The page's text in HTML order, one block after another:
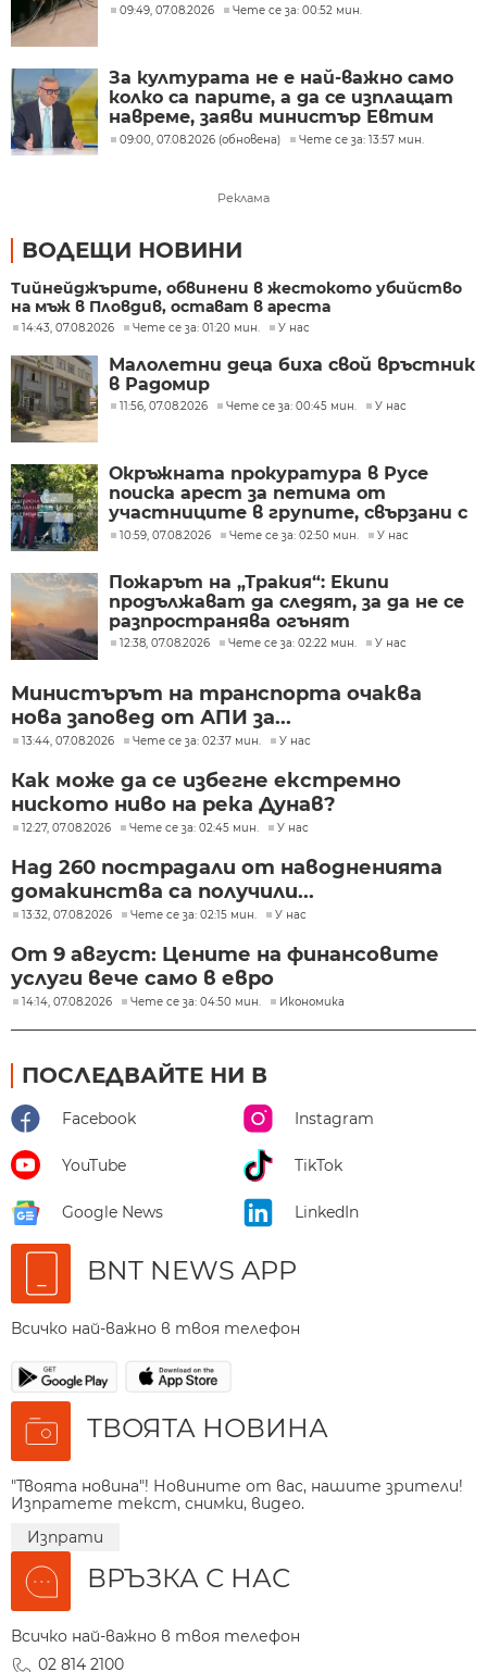
09:49, 07.08.2026 Чете се за: 00:52 мин.
За културата не е най-важно само
колко са парите, а да се изплащат
навреме, заяви министър Евтим
Милошев
09:00, 07.08.2026 (обновена) Чете се за: 13:57 мин.
Реклама
ВОДЕЩИ НОВИНИ
Тийнейджърите, обвинени в жестокото убийство
на мъж в Пловдив, остават в ареста
14:43, 07.08.2026 Чете се за: 01:20 мин. У нас
Малолетни деца биха свой връстник
в Радомир
11:56, 07.08.2026 Чете се за: 00:45 мин. У нас
Окръжната прокуратура в Русе
поиска арест за петима от
участниците в групите, свързани с
разбитата лаборатория за
10:59, 07.08.2026 Чете се за: 02:50 мин. У нас
Пожарът на „Тракия“: Екипи
продължават да следят, за да не се
разпространява огънят
12:38, 07.08.2026 Чете се за: 02:22 мин. У нас
Министърът на транспорта очаква
нова заповед от АПИ за...
13:44, 07.08.2026 Чете се за: 02:37 мин. У нас
Как може да се избегне екстремно
ниското ниво на река Дунав?
12:27, 07.08.2026 Чете се за: 02:45 мин. У нас
Над 260 пострадали от наводненията
домакинства са получили...
13:32, 07.08.2026 Чете се за: 02:15 мин. У нас
От 9 август: Цените на финансовите
услуги вече само в евро
14:14, 07.08.2026 Чете се за: 04:50 мин. Икономика
ПОСЛЕДВАЙТЕ НИ В
Facebook Instagram
YouTube TikTok
Google News LinkedIn
BNT NEWS APP
Всичко най-важно в твоя телефон
ТВОЯТА НОВИНА
"Твоята новина"! Новините от вас, нашите зрители!
Изпратете текст, снимки, видео.
Изпрати
ВРЪЗКА С НАС
Всичко най-важно в твоя телефон
02 814 2100